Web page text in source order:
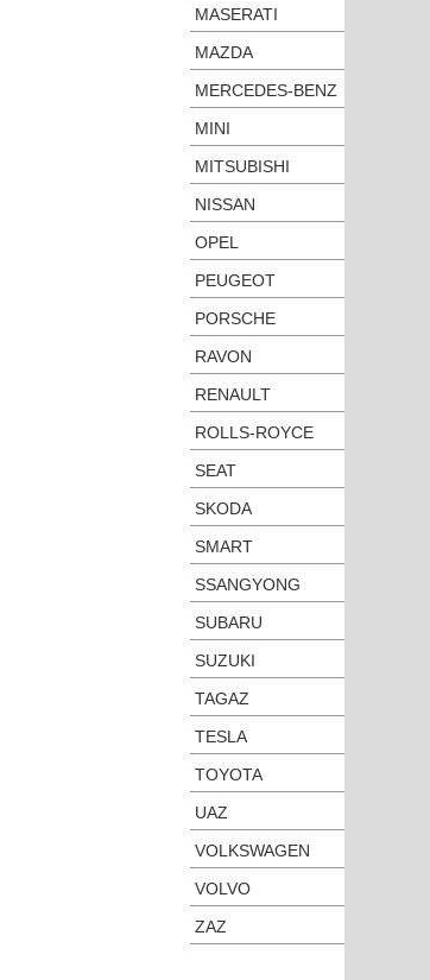
MASERATI
MAZDA
MERCEDES-BENZ
MINI
MITSUBISHI
NISSAN
OPEL
PEUGEOT
PORSCHE
RAVON
RENAULT
ROLLS-ROYCE
SEAT
SKODA
SMART
SSANGYONG
SUBARU
SUZUKI
TAGAZ
TESLA
TOYOTA
UAZ
VOLKSWAGEN
VOLVO
ZAZ